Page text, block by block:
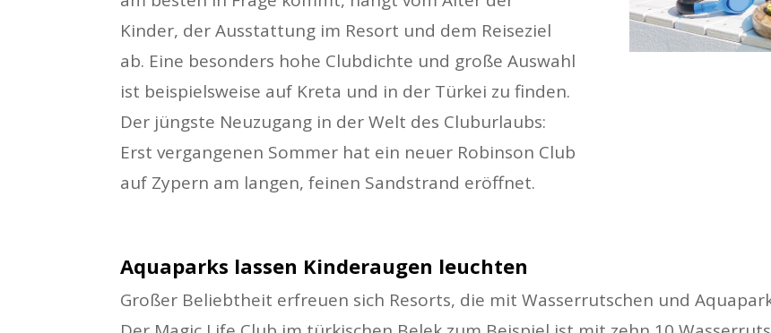
Kinder, der Ausstattung im Resort und dem Reiseziel
ab. Eine besonders hohe Clubdichte und große Auswahl
ist beispielsweise auf Kreta und in der Türkei zu finden.
Der jüngste Neuzugang in der Welt des Cluburlaubs:
Erst vergangenen Sommer hat ein neuer Robinson Club
auf Zypern am langen, feinen Sandstrand eröffnet.
Aquaparks lassen Kinderaugen leuchten
Großer Beliebtheit erfreuen sich Resorts, die mit Wasserrutschen und